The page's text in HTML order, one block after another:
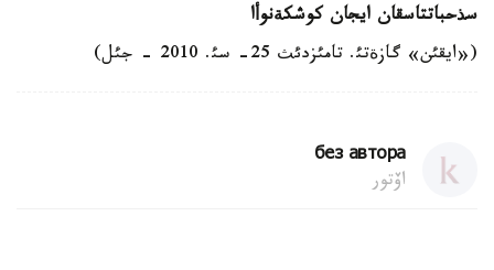
سذحباتتاسقان ايجان كوشكةنوأا
(«ايقئن» گازةتئ. تامئزدئث 25- سئ. 2010 - جئل)
без автора
اۆتور